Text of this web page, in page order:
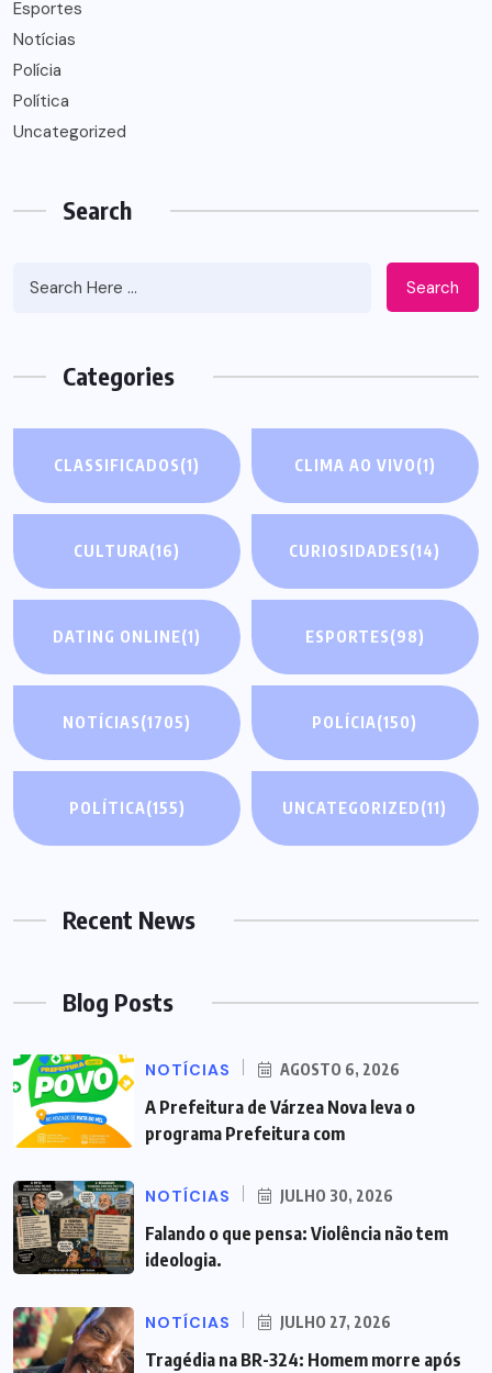
Esportes
Notícias
Polícia
Política
Uncategorized
Search
Search
Categories
CLASSIFICADOS(1) CLIMA AO VIVO(1)
CULTURA(16) CURIOSIDADES(14)
DATING ONLINE(1) ESPORTES(98)
NOTÍCIAS(1705) POLÍCIA(150)
POLÍTICA(155) UNCATEGORIZED(11)
Recent News
Blog Posts
NOTÍCIAS AGOSTO 6, 2026
A Prefeitura de Várzea Nova leva o
programa Prefeitura com
NOTÍCIAS JULHO 30, 2026
Falando o que pensa: Violência não tem
ideologia.
NOTÍCIAS JULHO 27, 2026
Tragédia na BR-324: Homem morre após